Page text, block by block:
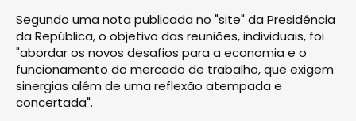
Segundo uma nota publicada no "site" da Presidência
da República, o objetivo das reuniões, individuais, foi
"abordar os novos desafios para a economia e o
funcionamento do mercado de trabalho, que exigem
sinergias além de uma reflexão atempada e
concertada".